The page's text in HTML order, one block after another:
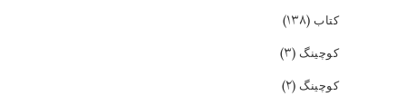
کتاب (۱۳۸)
کوچینگ (۳)
کوچینگ (۲)